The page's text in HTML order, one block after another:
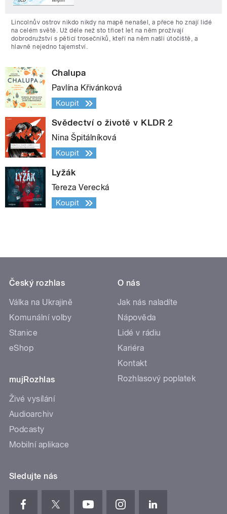
Lincolnův ostrov nikdo nikdy na mapě nenašel, a přece ho znají lidé
na celém světě. Už déle než sto třicet let na něm prožívají
dobrodružství s pěticí trosečníků, kteří na něm našli útočiště, a
hlavně nejedno tajemství.
Chalupa
Pavlína Křivánková
Koupit
Svědectví o životě v KLDR 2
Nina Špitálníková
Koupit
Lyžák
Tereza Verecká
Koupit
Český rozhlas
Válka na Ukrajině
Komunální volby
Stanice
eShop
mujRozhlas
Živé vysílání
Audioarchiv
Podcasty
Mobilní aplikace
O nás
Jak nás naladíte
Nápověda
Lidé v rádiu
Kariéra
Kontakt
Rozhlasový poplatek
Sledujte nás